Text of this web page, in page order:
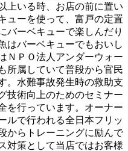
上いる時、お店の前に置い
ューを使って、富戸の定置
バーベキューで楽しんだり
はバーベキューでもおいし
ＮＰＯ法人アンダーウォー
所属していて普段から官民
。水難事故発生時の救助支
技術向上のためのセミナー
を行っています。オーナー
ルで行われる全日本フリッ
からトレーニングに励んで
対策として当店ではお客様